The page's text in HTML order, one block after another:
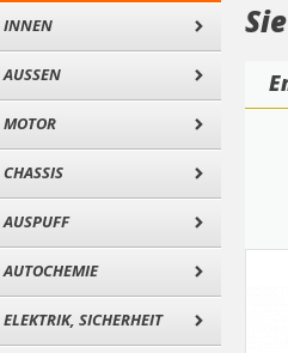
INNEN
AUSSEN
MOTOR
CHASSIS
AUSPUFF
AUTOCHEMIE
ELEKTRIK, SICHERHEIT